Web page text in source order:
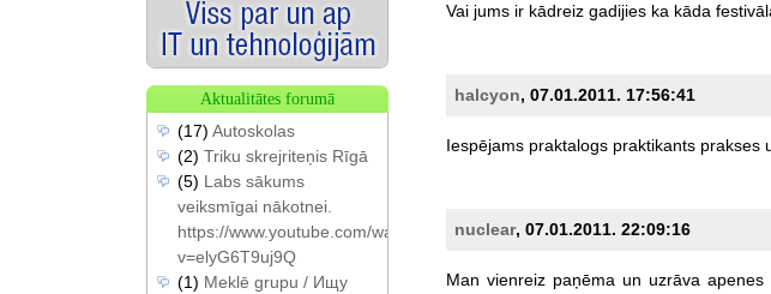
Vai jums ir kādreiz gadijies ka kāda
halcyon, 07.01.2011. 17:56:41
Iespējams praktalogs praktikants prakses
nuclear, 07.01.2011. 22:09:16
Man vienreiz paņēma un uzrāva apenes
Aktualitātes forumā
(17) Autoskolas
(2) Triku skrejriteņis Rīgā
(5) Labs sākums
veiksmīgai nākotnei.
https://www.youtube.com/watch?
v=elyG6T9uj9Q
(1) Meklē grupu / Ищу